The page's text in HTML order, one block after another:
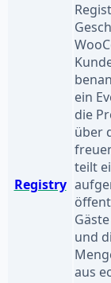
Registry
ein
die
über
teilt
und
aus